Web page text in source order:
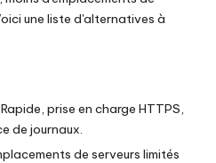
une liste d'alternatives à
prise en charge HTTPS,
de journaux.
de serveurs limités